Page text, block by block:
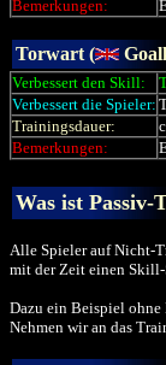
Bemerkungen:
Torwart (
Verbessert den Skill:
Verbessert die Spieler:
Trainingsdauer:
Bemerkungen:
Was ist
Alle Spieler auf Nicht-
mit der Zeit einen
Dazu ein Beispiel
Nehmen wir an das